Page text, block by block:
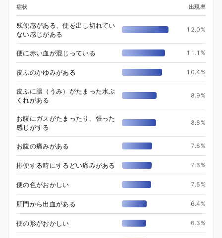
症状 出現率
残便感がある、便を出し切れてい
ない感じがある
12.0 %
便に赤い血が混じっている 11.1 %
皮ふのかゆみがある 10.4 %
皮ふに膿（うみ）がたまった水ぶ
くれがある
8.9 %
お腹にガスがたまったり、張った
感じがする
8.8 %
お腹の痛みがある 7.8 %
排便する時にするどい痛みがある 7.6 %
便の色がおかしい 7.5 %
肛門から出血がある 6.4 %
便の形がおかしい 6.3 %